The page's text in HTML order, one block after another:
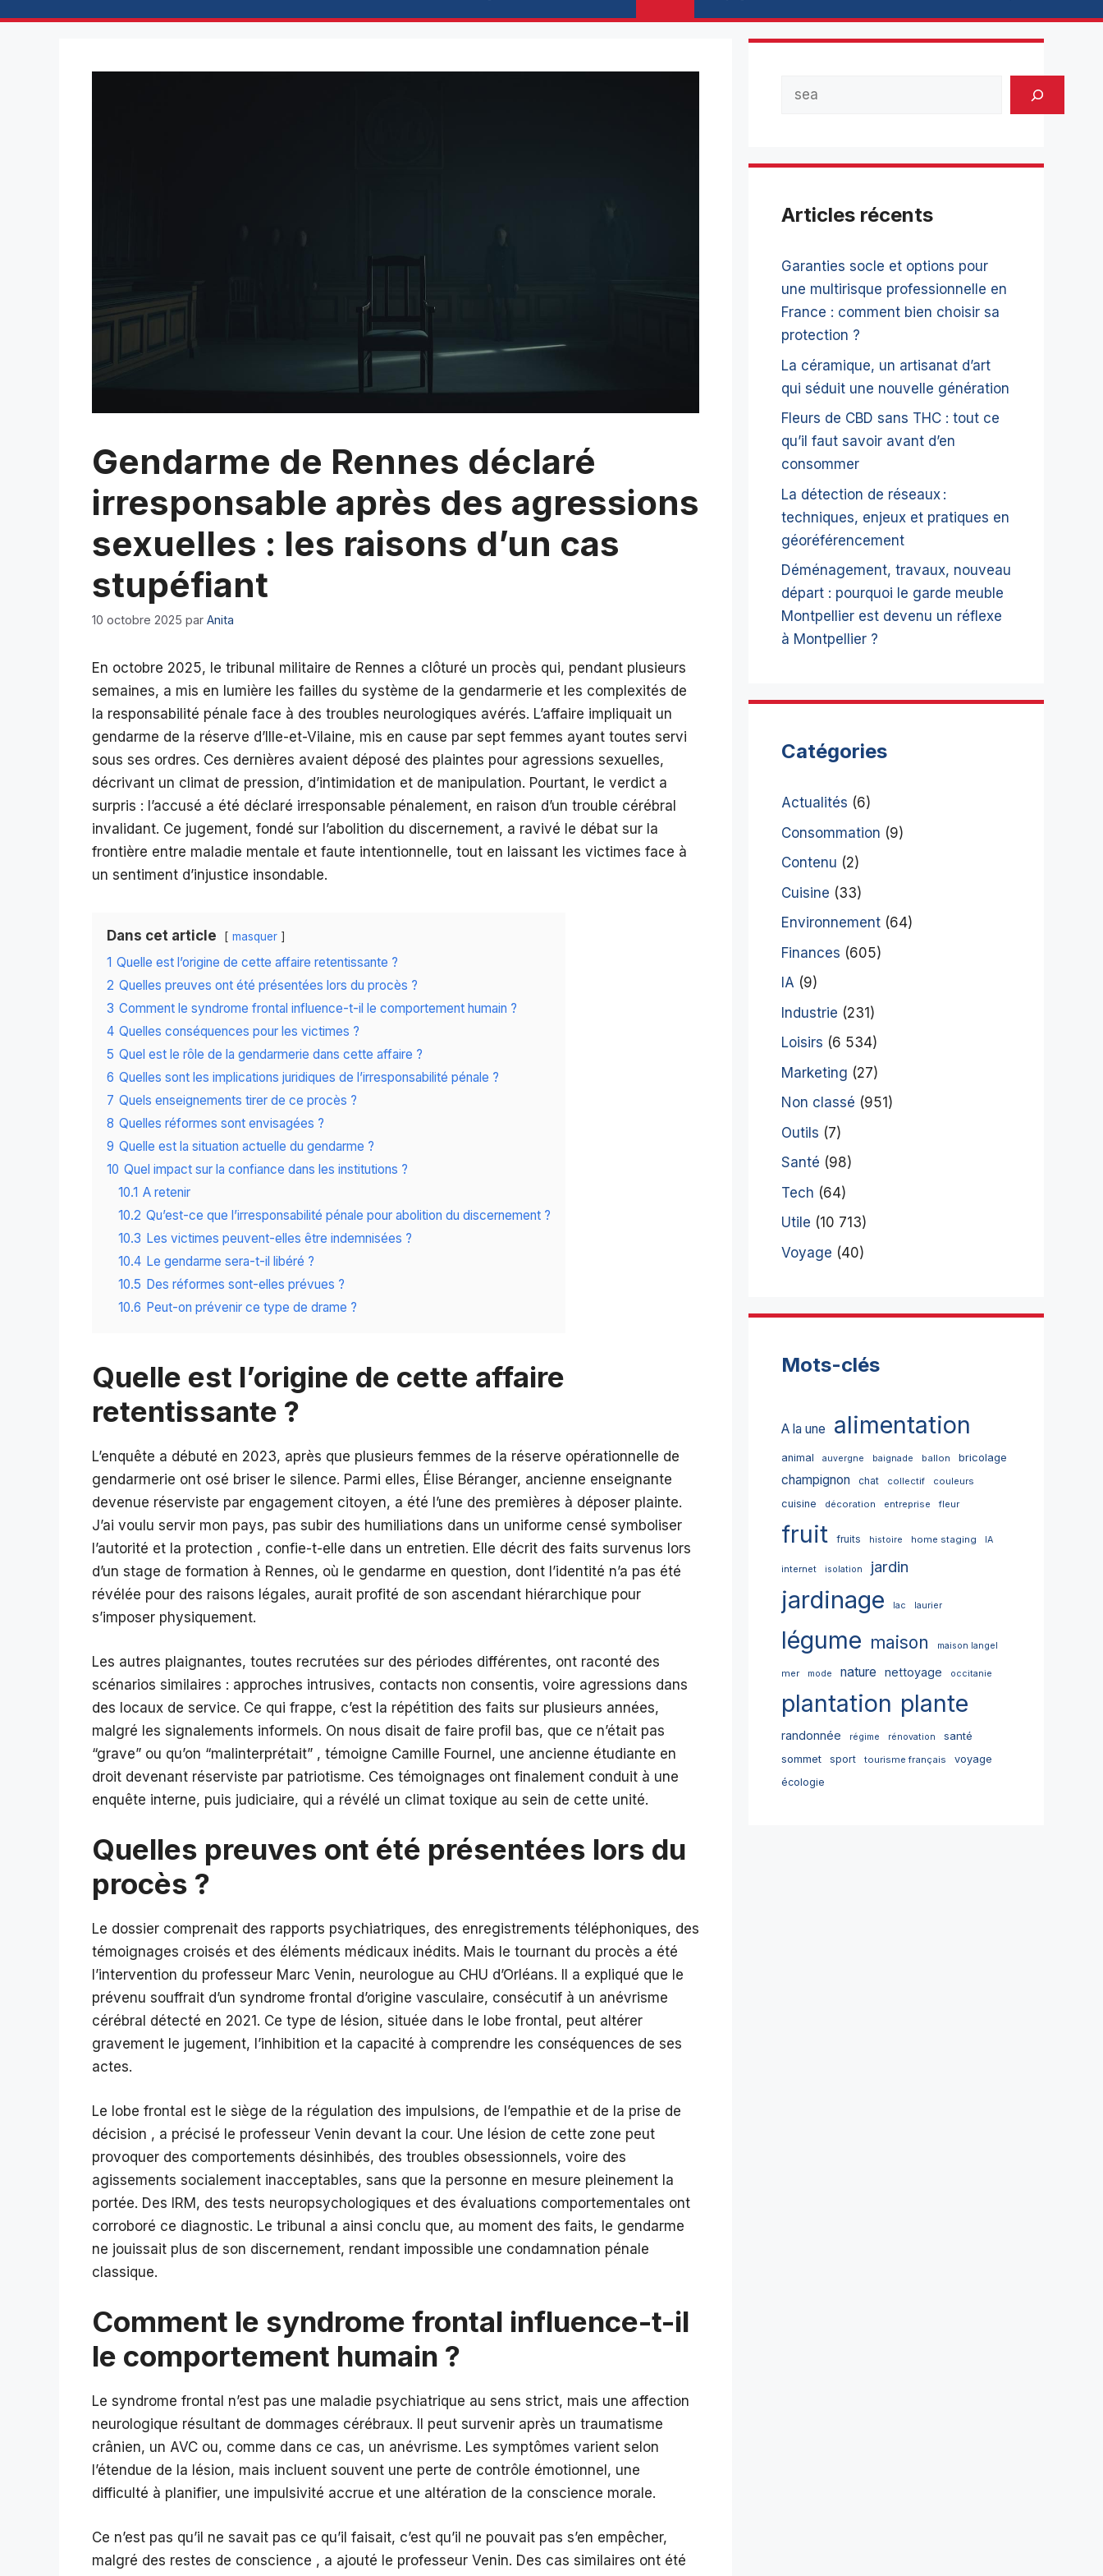
Gendarme de Rennes déclaré
irresponsable après des agressions
sexuelles : les raisons d’un cas
stupéfiant
10 octobre 2025 par Anita
En octobre 2025, le tribunal militaire de Rennes a clôturé un procès qui, pendant plusieurs
semaines, a mis en lumière les failles du système de la gendarmerie et les complexités de
la responsabilité pénale face à des troubles neurologiques avérés. L’affaire impliquait un
gendarme de la réserve d’Ille-et-Vilaine, mis en cause par sept femmes ayant toutes servi
sous ses ordres. Ces dernières avaient déposé des plaintes pour agressions sexuelles,
décrivant un climat de pression, d’intimidation et de manipulation. Pourtant, le verdict a
surpris : l’accusé a été déclaré irresponsable pénalement, en raison d’un trouble cérébral
invalidant. Ce jugement, fondé sur l’abolition du discernement, a ravivé le débat sur la
frontière entre maladie mentale et faute intentionnelle, tout en laissant les victimes face à
un sentiment d’injustice insondable.
Dans cet article masquer
1 Quelle est l’origine de cette affaire retentissante ?
2 Quelles preuves ont été présentées lors du procès ?
3 Comment le syndrome frontal influence-t-il le comportement humain ?
4 Quelles conséquences pour les victimes ?
5 Quel est le rôle de la gendarmerie dans cette affaire ?
6 Quelles sont les implications juridiques de l’irresponsabilité pénale ?
7 Quels enseignements tirer de ce procès ?
8 Quelles réformes sont envisagées ?
9 Quelle est la situation actuelle du gendarme ?
10 Quel impact sur la confiance dans les institutions ?
10.1 A retenir
10.2 Qu’est-ce que l’irresponsabilité pénale pour abolition du discernement ?
10.3 Les victimes peuvent-elles être indemnisées ?
10.4 Le gendarme sera-t-il libéré ?
10.5 Des réformes sont-elles prévues ?
10.6 Peut-on prévenir ce type de drame ?
Quelle est l’origine de cette affaire
retentissante ?
L’enquête a débuté en 2023, après que plusieurs femmes de la réserve opérationnelle de
gendarmerie ont osé briser le silence. Parmi elles, Élise Béranger, ancienne enseignante
devenue réserviste par engagement citoyen, a été l’une des premières à déposer plainte.
J’ai voulu servir mon pays, pas subir des humiliations dans un uniforme censé symboliser
l’autorité et la protection , confie-t-elle dans un entretien. Elle décrit des faits survenus lors
d’un stage de formation à Rennes, où le gendarme en question, dont l’identité n’a pas été
révélée pour des raisons légales, aurait profité de son ascendant hiérarchique pour
s’imposer physiquement.
Les autres plaignantes, toutes recrutées sur des périodes différentes, ont raconté des
scénarios similaires : approches intrusives, contacts non consentis, voire agressions dans
des locaux de service. Ce qui frappe, c’est la répétition des faits sur plusieurs années,
malgré les signalements informels. On nous disait de faire profil bas, que ce n’était pas
“grave” ou qu’on “malinterprétait” , témoigne Camille Fournel, une ancienne étudiante en
droit devenant réserviste par patriotisme. Ces témoignages ont finalement conduit à une
enquête interne, puis judiciaire, qui a révélé un climat toxique au sein de cette unité.
Quelles preuves ont été présentées lors du
procès ?
Le dossier comprenait des rapports psychiatriques, des enregistrements téléphoniques, des
témoignages croisés et des éléments médicaux inédits. Mais le tournant du procès a été
l’intervention du professeur Marc Venin, neurologue au CHU d’Orléans. Il a expliqué que le
prévenu souffrait d’un syndrome frontal d’origine vasculaire, consécutif à un anévrisme
cérébral détecté en 2021. Ce type de lésion, située dans le lobe frontal, peut altérer
gravement le jugement, l’inhibition et la capacité à comprendre les conséquences de ses
actes.
Le lobe frontal est le siège de la régulation des impulsions, de l’empathie et de la prise de
décision , a précisé le professeur Venin devant la cour. Une lésion de cette zone peut
provoquer des comportements désinhibés, des troubles obsessionnels, voire des
agissements socialement inacceptables, sans que la personne en mesure pleinement la
portée. Des IRM, des tests neuropsychologiques et des évaluations comportementales ont
corroboré ce diagnostic. Le tribunal a ainsi conclu que, au moment des faits, le gendarme
ne jouissait plus de son discernement, rendant impossible une condamnation pénale
classique.
Comment le syndrome frontal influence-t-il
le comportement humain ?
Le syndrome frontal n’est pas une maladie psychiatrique au sens strict, mais une affection
neurologique résultant de dommages cérébraux. Il peut survenir après un traumatisme
crânien, un AVC ou, comme dans ce cas, un anévrisme. Les symptômes varient selon
l’étendue de la lésion, mais incluent souvent une perte de contrôle émotionnel, une
difficulté à planifier, une impulsivité accrue et une altération de la conscience morale.
Ce n’est pas qu’il ne savait pas ce qu’il faisait, c’est qu’il ne pouvait pas s’en empêcher,
malgré des restes de conscience , a ajouté le professeur Venin. Des cas similaires ont été
Articles récents
Garanties socle et options pour
une multirisque professionnelle en
France : comment bien choisir sa
protection ?
La céramique, un artisanat d’art
qui séduit une nouvelle génération
Fleurs de CBD sans THC : tout ce
qu’il faut savoir avant d’en
consommer
La détection de réseaux :
techniques, enjeux et pratiques en
géoréférencement
Déménagement, travaux, nouveau
départ : pourquoi le garde meuble
Montpellier est devenu un réflexe
à Montpellier ?
Catégories
Actualités (6)
Consommation (9)
Contenu (2)
Cuisine (33)
Environnement (64)
Finances (605)
IA (9)
Industrie (231)
Loisirs (6 534)
Marketing (27)
Non classé (951)
Outils (7)
Santé (98)
Tech (64)
Utile (10 713)
Voyage (40)
Mots-clés
A la une alimentation
animal auvergne baignade ballon bricolage
champignon chat collectif couleurs
cuisine décoration entreprise fleur
fruit fruits histoire home staging IA
internet isolation jardin
jardinage lac laurier
légume maison maison langel
mer mode nature nettoyage occitanie
plantation plante
randonnée régime rénovation
santé
sommet
sport tourisme français
voyage
écologie